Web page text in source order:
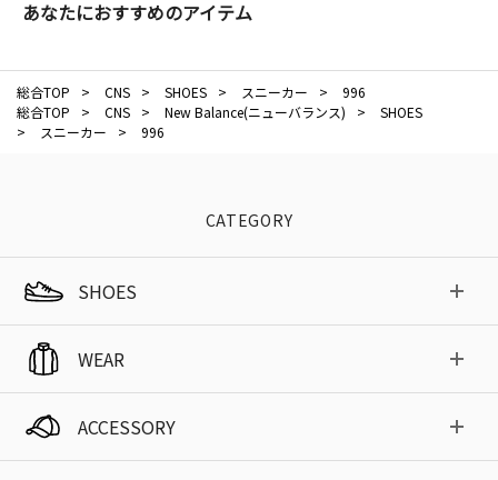
あなたにおすすめのアイテム
総合TOP > CNS > SHOES > スニーカー >
996
総合TOP
> CNS > New Balance(ニューバランス) >
SHOES
>
スニーカー > 996
CATEGORY
SHOES
WEAR
ACCESSORY